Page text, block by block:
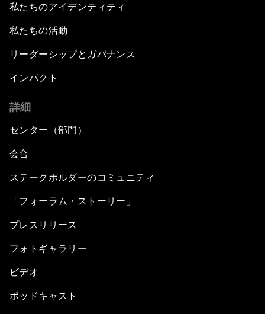
私たちのアイデンティティ
私たちの活動
リーダーシップとガバナンス
インパクト
詳細
センター（部門）
会合
ステークホルダーのコミュニティ
「フォーラム・ストーリー」
プレスリリース
フォトギャラリー
ビデオ
ポッドキャスト